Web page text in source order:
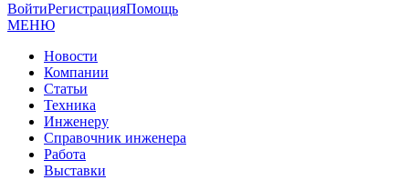
ВойтиРегистрацияПомощь
МЕНЮ
Новости
Компании
Статьи
Техника
Инженеру
Справочник инженера
Работа
Выставки